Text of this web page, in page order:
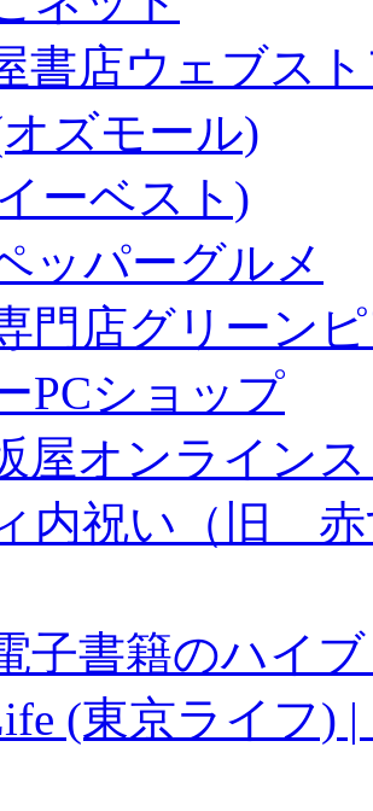
書店ウェブス
ズモール)
ーベスト)
ッパーグルメ
門店グリーン
PCショップ
屋オンライン
内祝い（旧 赤
子書籍のハイ
(東京ライフ)